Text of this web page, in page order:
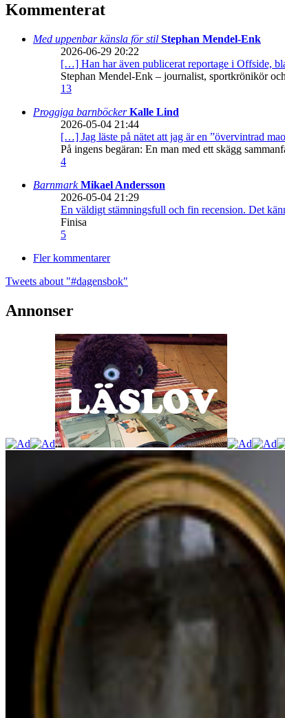
Kommenterat
Med uppenbar känsla för stil Stephan Mendel-Enk
2026-06-29 20:22
[…] Han har även publicerat reportage i Offside,
Stephan Mendel-Enk – journalist, sportkrönikör
13
Proggiga barnböckerKalle Lind
2026-05-04 21:44
[…] Jag läste på nätet att jag är en ”övervintrad
På ingens begäran: En man med ett skägg
4
BarnmarkMikael Andersson
2026-05-04 21:29
En väldigt stämningsfull och fin recension. Det
Finisa
5
Fler kommentarer
Tweets about "#dagensbok"
Annonser